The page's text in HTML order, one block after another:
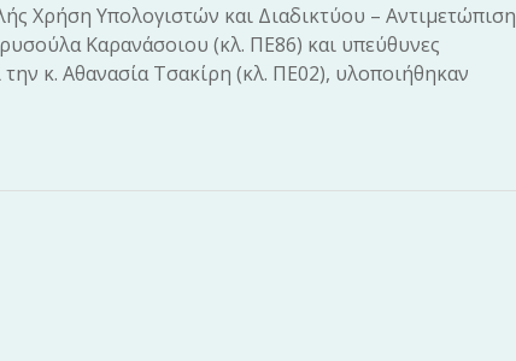
Χρήση Υπολογιστών και Διαδικτύου – Αντιμετώπιση
Καρανάσοιου (κλ. ΠΕ86) και υπεύθυνες
κ. Αθανασία Τσακίρη (κλ. ΠΕ02), υλοποιήθηκαν